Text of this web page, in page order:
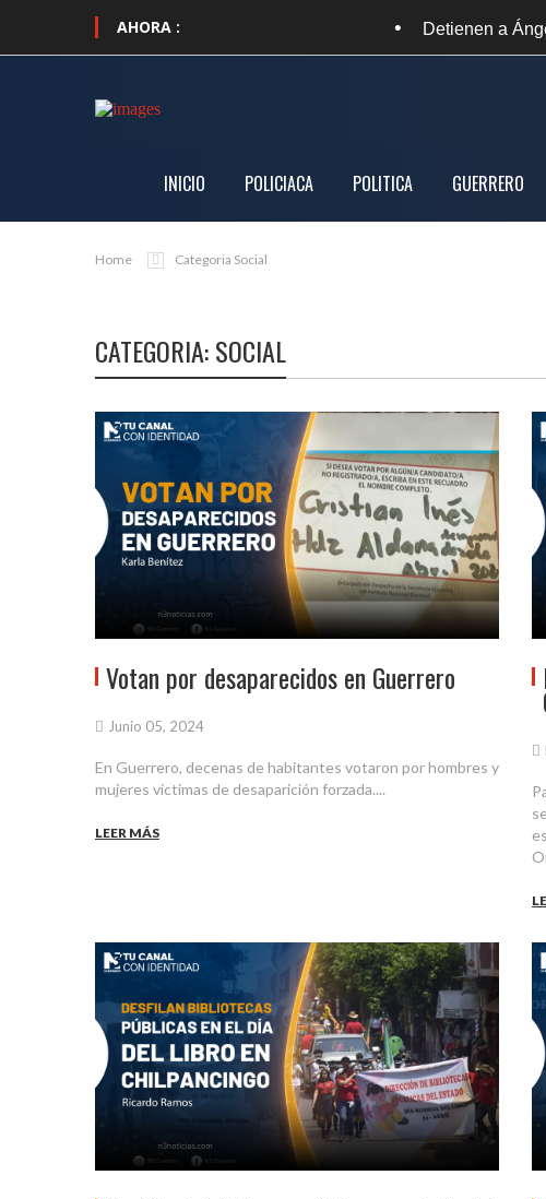
AHORA : Detienen a Ángel Aguirre; lo
INICIO POLICIACA POLITICA GUERRERO
Home Categoria Social
CATEGORIA: SOCIAL
Votan por desaparecidos en Guerrero
Junio 05, 2024
En Guerrero, decenas de habitantes votaron por hombres y
mujeres víctimas de desaparición forzada....
LEER MÁS